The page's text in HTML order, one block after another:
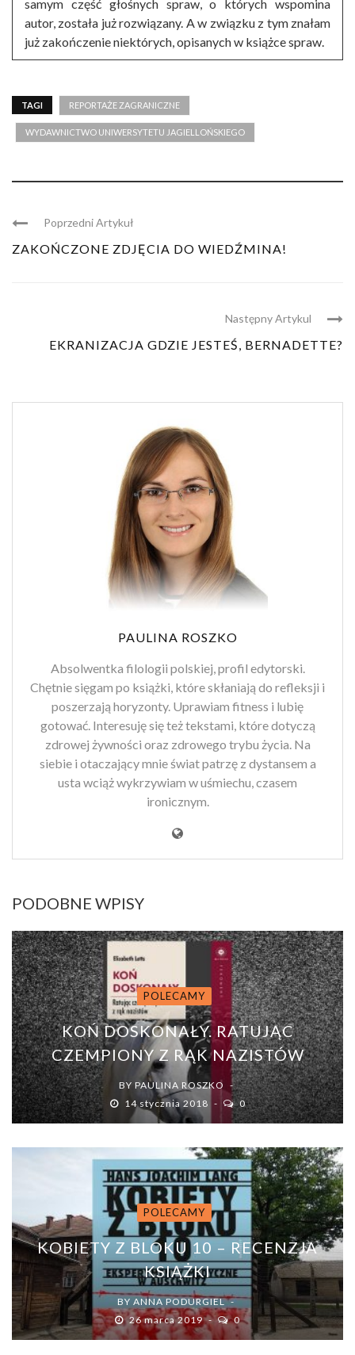
samym część głośnych spraw, o których wspomina
autor, została już rozwiązany. A w związku z tym znałam
już zakończenie niektórych, opisanych w książce spraw.
TAGI REPORTAŻE ZAGRANICZNE
WYDAWNICTWO UNIWERSYTETU JAGIELLOŃSKIEGO
Poprzedni Artykuł
ZAKOŃCZONE ZDJĘCIA DO WIEDŹMINA!
Następny Artykul
EKRANIZACJA GDZIE JESTEŚ, BERNADETTE?
PAULINA ROSZKO
Absolwentka filologii polskiej, profil edytorski.
Chętnie sięgam po książki, które skłaniają do refleksji i
poszerzają horyzonty. Uprawiam fitness i lubię
gotować. Interesuję się też tekstami, które dotyczą
zdrowej żywności oraz zdrowego trybu życia. Na
siebie i otaczający mnie świat patrzę z dystansem a
usta wciąż wykrzywiam w uśmiechu, czasem
ironicznym.
PODOBNE WPISY
POLECAMY
KOŃ DOSKONAŁY. RATUJĄC
CZEMPIONY Z RĄK NAZISTÓW
BY PAULINA ROSZKO
14 stycznia 2018
0
POLECAMY
KOBIETY Z BLOKU 10 – RECENZJA
KSIĄŻKI
BY ANNA PODURGIEL
26 marca 2019
0